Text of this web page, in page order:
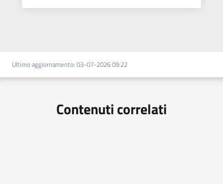
Ultimo aggiornamento: 03-07-2026 09:22
Contenuti correlati